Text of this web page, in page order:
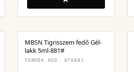
MBSN Tigrisszem fedő Gél-
lakk 5ml-881#
TERMÉK KÓD: 070881